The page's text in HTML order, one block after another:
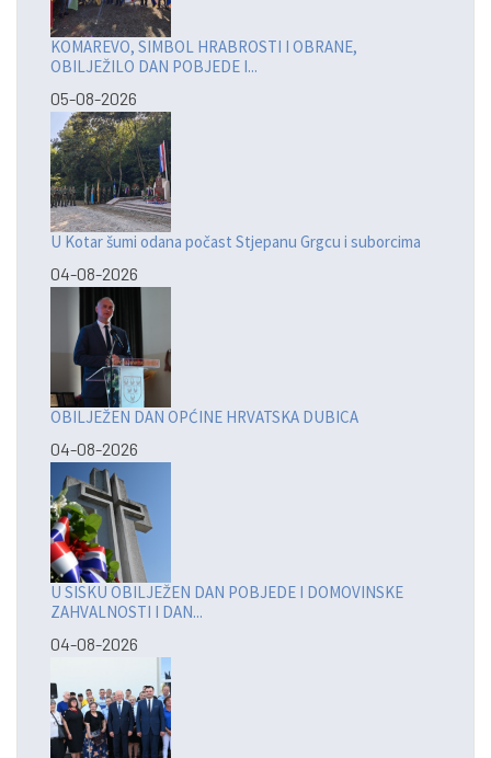
KOMAREVO, SIMBOL HRABROSTI I OBRANE,
OBILJEŽILO DAN POBJEDE I...
05-08-2026
U Kotar šumi odana počast Stjepanu Grgcu i suborcima
04-08-2026
OBILJEŽEN DAN OPĆINE HRVATSKA DUBICA
04-08-2026
U SISKU OBILJEŽEN DAN POBJEDE I DOMOVINSKE
ZAHVALNOSTI I DAN...
04-08-2026